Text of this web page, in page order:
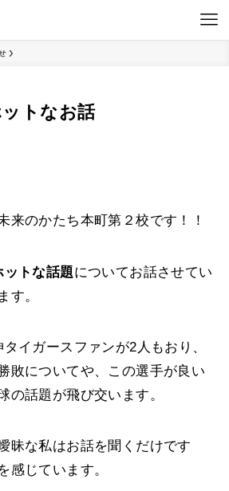
トなお話
来のかたち本町第２校です！！
ットな話題についてお話させてい
す。
イガースファンが2人もおり、
敗についてや、この選手が良い
の話題が飛び交います。
昧な私はお話を聞くだけです
感じています。